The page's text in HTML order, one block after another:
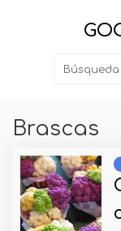
Brascas